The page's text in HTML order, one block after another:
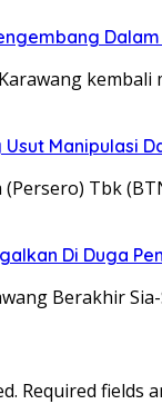
Manipulasi
(Persero) Tbk
Di Duga
Berakhir
Required fields